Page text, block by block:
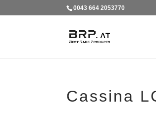
0043 664 2053770
Cassina